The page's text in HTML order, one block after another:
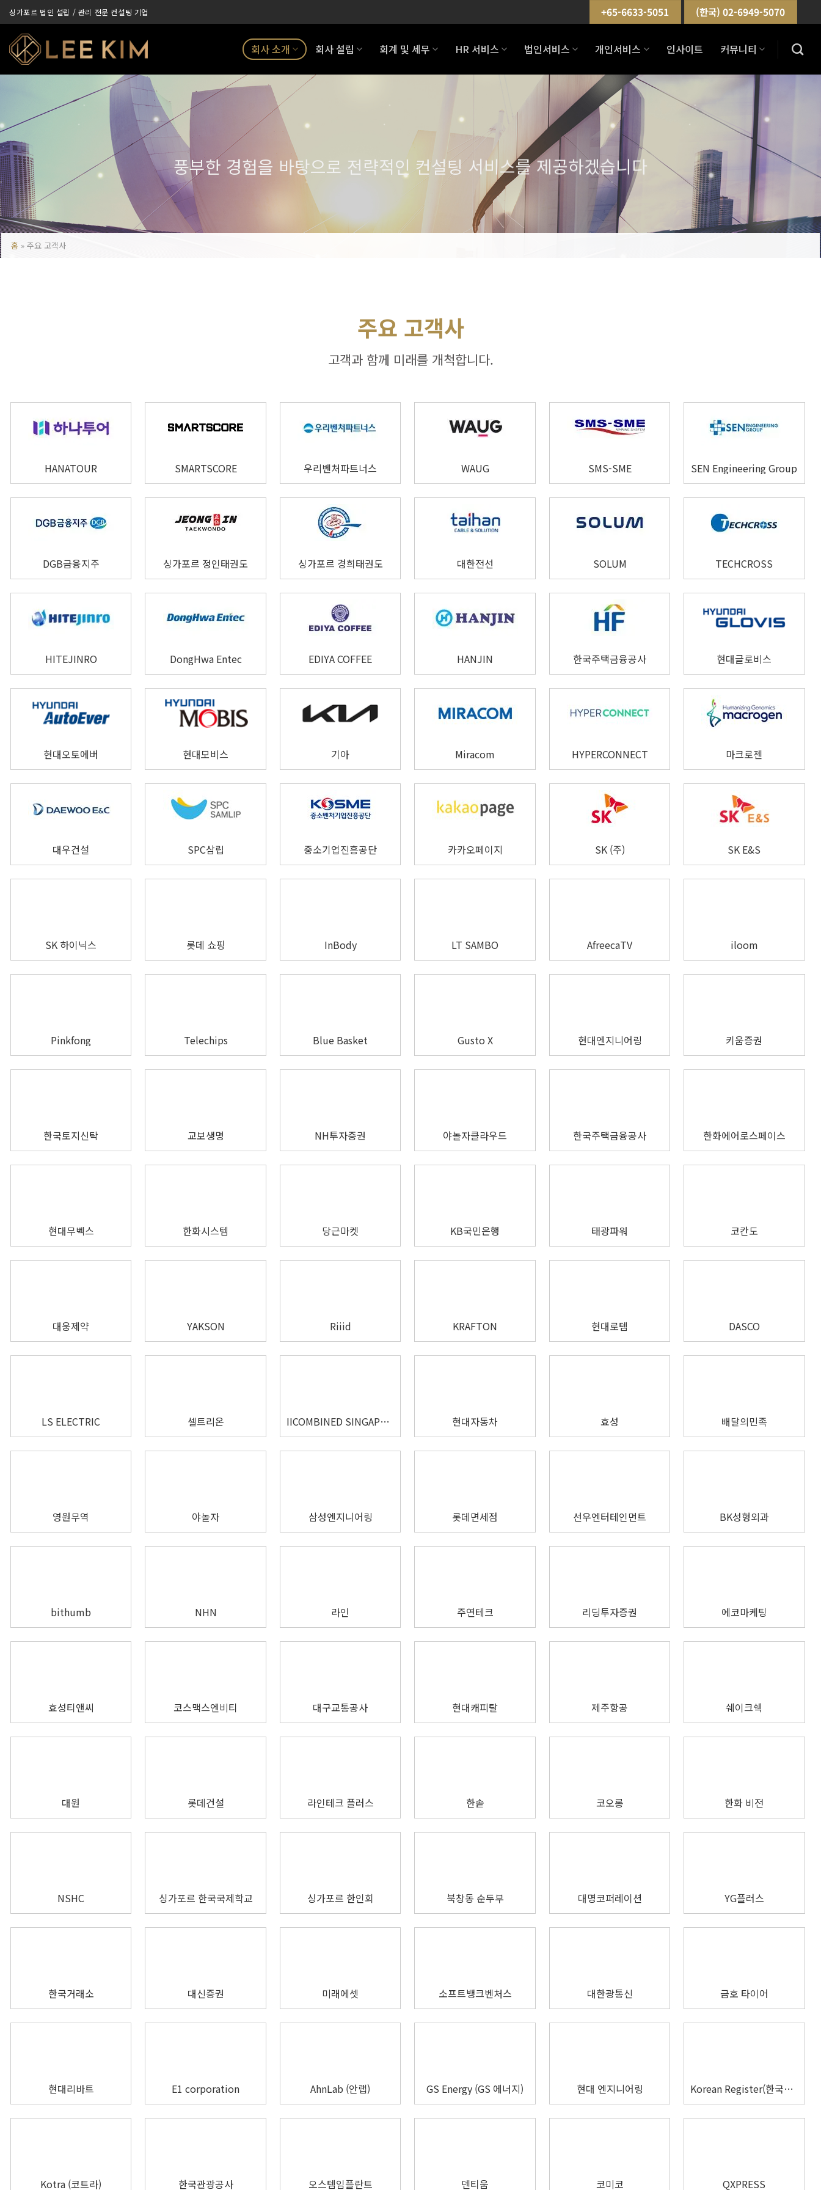
Skip
to
content
싱가포르 법인 설립 / 관리 전문 컨설팅 기업 +65-6633-5051 (한국) 02-6949-5070
회사 소개 회사 설립 회계 및 세무 HR 서비스 법인서비스 개인서비스 인사이트 커뮤니티
풍부한 경험을 바탕으로 전략적인 컨설팅 서비스를 제공하겠습니다
홈 » 주요 고객사
주요 고객사
고객과 함께 미래를 개척합니다.
HANATOUR SMARTSCORE 우리벤처파트너스 WAUG SMS-SME SEN Engineering Group
DGB금융지주 싱가포르 정인태권도 싱가포르 경희태권도 대한전선 SOLUM TECHCROSS
HITEJINRO DongHwa Entec EDIYA COFFEE HANJIN 한국주택금융공사 현대글로비스
현대오토에버 현대모비스 기아 Miracom HYPERCONNECT 마크로젠
대우건설 SPC삼립 중소기업진흥공단 카카오페이지​ SK (주) SK E&S
SK 하이닉스 롯데 쇼핑 InBody LT SAMBO AfreecaTV iloom
Pinkfong Telechips Blue Basket Gusto X 현대엔지니어링 키움증권
한국토지신탁 교보생명 NH투자증권 야놀자클라우드 한국주택금융공사 한화에어로스페이스
현대무벡스 한화시스템 당근마켓 KB국민은행 태광파워 코칸도
대웅제약 YAKSON Riiid KRAFTON 현대로템 DASCO
LS ELECTRIC 셀트리온 IICOMBINED SINGAPORE PTE. LTD. 현대자동차 효성 배달의민족
영원무역 야놀자 삼성엔지니어링 롯데면세점 선우엔터테인먼트 BK성형외과
bithumb NHN 라인 주연테크 리딩투자증권 에코마케팅
효성티앤씨 코스맥스엔비티 대구교통공사 현대캐피탈 제주항공 쉐이크쉑
대원 롯데건설 라인테크 플러스 한솥 코오롱 한화 비전
NSHC 싱가포르 한국국제학교 싱가포르 한인회 북창동 순두부 대명코퍼레이션 YG플러스
한국거래소 대신증권 미래에셋 소프트뱅크벤처스 대한광통신 금호 타이어
현대리바트 E1 corporation AhnLab (안랩) GS Energy (GS 에너지) 현대 엔지니어링 Korean Register(한국선급)
Kotra (코트라) 한국관광공사 오스템임플란트 덴티움 코미코 QXPRESS